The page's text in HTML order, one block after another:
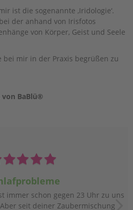
ist die sogenannte ‚Iridologie‘.
der anhand von Irisfotos
von Körper, Geist und Seele
bei mir in der Praxis begrüßen zu
von BaBlü®
immer schon gegen 23 Uhr zu uns
seit deiner Zaubermischung